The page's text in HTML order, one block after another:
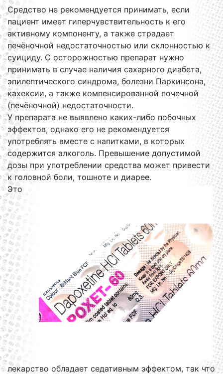
Средство не рекомендуется принимать, если
пациент имеет гиперчувствительность к его
активному компоненту, а также страдает
печёночной недостаточностью или склонностью к
суициду. С осторожностью препарат нужно
принимать в случае наличия сахарного диабета,
эпилептического синдрома, болезни Паркинсона,
кахексии, а также компенсированной почечной
(печёночной) недостаточности.
У препарата не выявлено каких-либо побочных
эффектов, однако его не рекомендуется
употреблять вместе с напитками, в которых
содержится алкоголь. Превышение допустимой
дозы при употреблении средства может привести
к головной боли, тошноте и диарее.
Это
лекарство обладает седативным эффектом, так что